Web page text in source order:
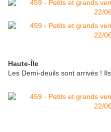
Haute-Île
Les Demi-deuils sont arrivés !